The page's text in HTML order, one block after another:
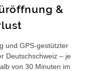
&
und GPS-gestützter
Deutschschweiz – je
von 30 Minuten im